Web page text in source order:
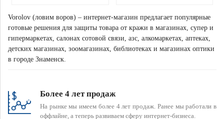
Vorolov (ловим воров) – интернет-магазин предлагает популярные
готовые решения для защиты товара от кражи в магазинах, супер и
гипермаркетах, салонах сотовой связи, азс, алкомаркетах, аптеках,
детских магазинах, зоомагазинах, библиотеках и магазинах оптики
в городе Знаменск.
Более 4 лет продаж
На рынке мы имеем более 4 лет продаж. Ранее мы работали в
оффлайне, а теперь развиваем сферу интернет-бизнеса.